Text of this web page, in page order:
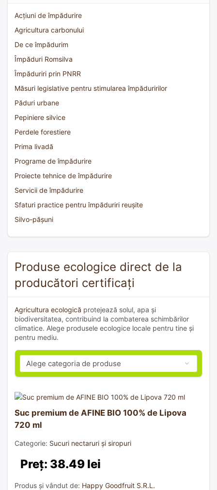
Acțiuni de împădurire
Agricultura carbonului
De ce împădurim
Împăduri Romsilva
Împăduriri prin PNRR
Măsuri legislative pentru stimularea împăduririlor
Păduri urbane
Pepiniere silvice
Perdele forestiere
Prima livadă
Programe de împădurire
Proiecte tehnice de împădurire
Servicii de împădurire
Sfaturi practice pentru împăduriri reușite
Silvo-pășuni
Produse ecologice direct de la
producători certificați
Agricultura ecologică protejează solul, apa și
biodiversitatea, contribuind la combaterea schimbărilor
climatice. Alege produsele ecologice locale pentru tine și
pentru mediu.
Suc premium de AFINE BIO 100% de Lipova
720 ml
Categorie: Sucuri nectaruri și siropuri
Preț: 38.49 lei
Produs și vândut de: Happy Goodfruit S.R.L.